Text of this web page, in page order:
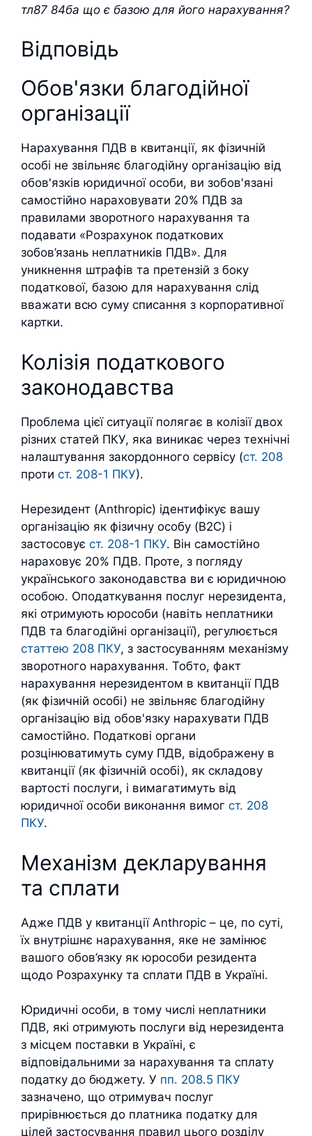
тл87 84ба що є базою для його нарахування?
Відповідь
Обов'язки благодійної
організації
Нарахування ПДВ в квитанції, як фізичній
особі не звільняє благодійну організацію від
обов'язків юридичної особи, ви зобов'язані
самостійно нараховувати 20% ПДВ за
правилами зворотного нарахування та
подавати «Розрахунок податкових
зобов’язань неплатників ПДВ». Для
уникнення штрафів та претензій з боку
податкової, базою для нарахування слід
вважати всю суму списання з корпоративної
картки.
Колізія податкового
законодавства
Проблема цієї ситуації полягає в колізії двох
різних статей ПКУ, яка виникає через технічні
налаштування закордонного сервісу (ст. 208
проти ст. 208-1 ПКУ).
Нерезидент (Anthropic) ідентифікує вашу
організацію як фізичну особу (B2C) і
застосовує ст. 208-1 ПКУ. Він самостійно
нараховує 20% ПДВ. Проте, з погляду
українського законодавства ви є юридичною
особою. Оподаткування послуг нерезидента,
які отримують юрособи (навіть неплатники
ПДВ та благодійні організації), регулюється
статтею 208 ПКУ, з застосуванням механізму
зворотного нарахування. Тобто, факт
нарахування нерезидентом в квитанції ПДВ
(як фізичній особі) не звільняє благодійну
організацію від обов'язку нарахувати ПДВ
самостійно. Податкові органи
розцінюватимуть суму ПДВ, відображену в
квитанції (як фізичній особі), як складову
вартості послуги, і вимагатимуть від
юридичної особи виконання вимог ст. 208
ПКУ.
Механізм декларування
та сплати
Адже ПДВ у квитанції Anthropic – це, по суті,
їх внутрішнє нарахування, яке не замінює
вашого обов’язку як юрособи резидента
щодо Розрахунку та сплати ПДВ в Україні.
Юридичні особи, в тому числі неплатники
ПДВ, які отримують послуги від нерезидента
з місцем поставки в Україні, є
відповідальними за нарахування та сплату
податку до бюджету. У пп. 208.5 ПКУ
зазначено, що отримувач послуг
прирівнюється до платника податку для
цілей застосування правил цього розділу